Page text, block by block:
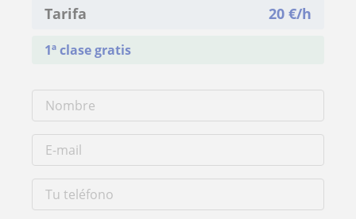
Tarifa 20 €/h
1ª clase gratis